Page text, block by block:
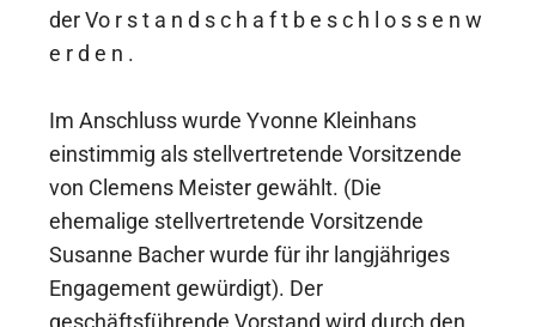
der Vo r s t a n d s c h a f t b e s c h l o s s e n w
e r d e n .
Im Anschluss wurde Yvonne Kleinhans
einstimmig als stellvertretende Vorsitzende
von Clemens Meister gewählt. (Die
ehemalige stellvertretende Vorsitzende
Susanne Bacher wurde für ihr langjähriges
Engagement gewürdigt). Der
geschäftsführende Vorstand wird durch den